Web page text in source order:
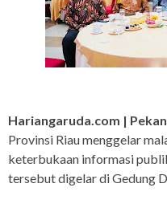
Hariangaruda.com |
Provinsi Riau menggelar
keterbukaan informasi
tersebut digelar di Gedung